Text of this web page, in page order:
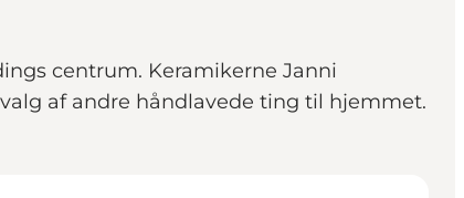
centrum. Keramikerne Janni
af andre håndlavede ting til hjemmet.